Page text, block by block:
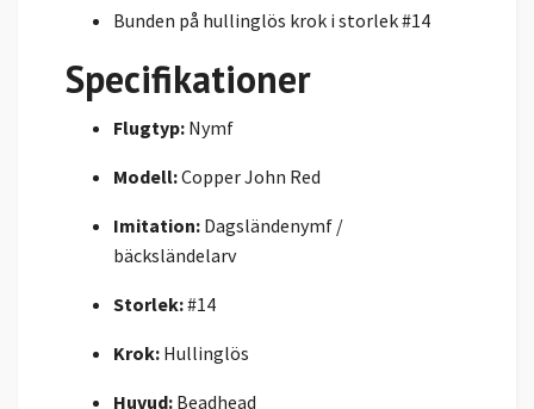
Bunden på hullinglös krok i storlek #14
Specifikationer
Flugtyp: Nymf
Modell:Copper John Red
Imitation: Dagsländenymf /
bäcksländelarv
Storlek:#14
Krok: Hullinglös
Huvud: Beadhead